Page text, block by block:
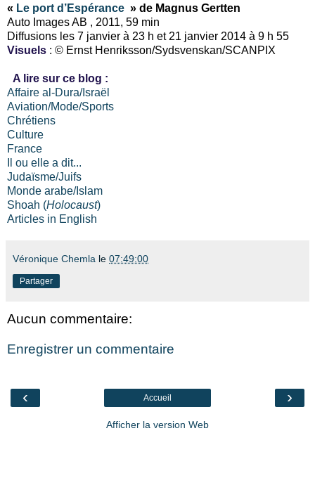
« Le port d’Espérance » de Magnus Gertten
Auto Images AB , 2011, 59 min
Diffusions les 7 janvier à 23 h et 21 janvier 2014 à 9 h 55
Visuels : © Ernst Henriksson/Sydsvenskan/SCANPIX
A lire sur ce blog :
Affaire al-Dura/Israël
Aviation/Mode/Sports
Chrétiens
Culture
France
Il ou elle a dit...
Judaïsme/Juifs
Monde arabe/Islam
Shoah (Holocaust)
Articles in English
Véronique Chemla le 07:49:00
Partager
Aucun commentaire:
Enregistrer un commentaire
‹ ›
Accueil
Afficher la version Web